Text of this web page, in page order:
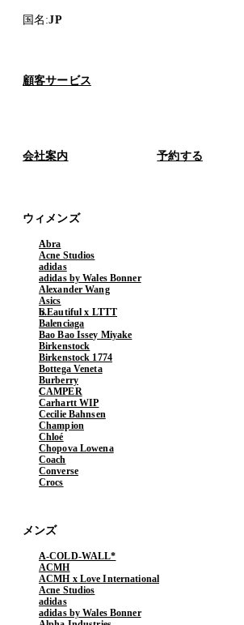
国名 :JP
顧客サービス
会社案内 予約する
ウィメンズ
Abra
Acne Studios
adidas
adidas by Wales Bonner
Alexander Wang
Asics
b.Eautiful x LTTT
Balenciaga
Bao Bao Issey Miyake
Birkenstock
Birkenstock 1774
Bottega Veneta
Burberry
CAMPER
Carhartt WIP
Cecilie Bahnsen
Champion
Chloé
Chopova Lowena
Coach
Converse
Crocs
メンズ
A-COLD-WALL*
ACMH
ACMH x Love International
Acne Studios
adidas
adidas by Wales Bonner